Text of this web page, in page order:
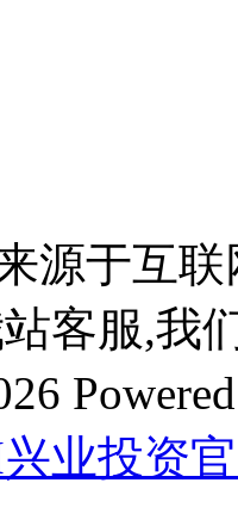
源于互
客服,我
业投资